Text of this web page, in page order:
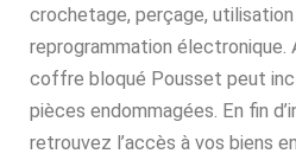
crochetage, perçage,
reprogrammation électronique.
coffre bloqué Pousset peut
pièces endommagées. En fin
retrouvez l’accès à vos biens